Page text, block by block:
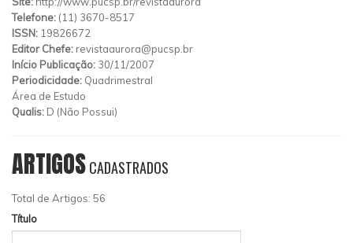
Telefone: (11) 3670-8517
ISSN: 19826672
Editor Chefe:revistaaurora@pucsp.br
Início Publicação: 30/11/2007
Periodicidade: Quadrimestral
Área de Estudo
Qualis: D (Não Possui)
ARTIGOSCADASTRADOS
Total de Artigos: 56
Título